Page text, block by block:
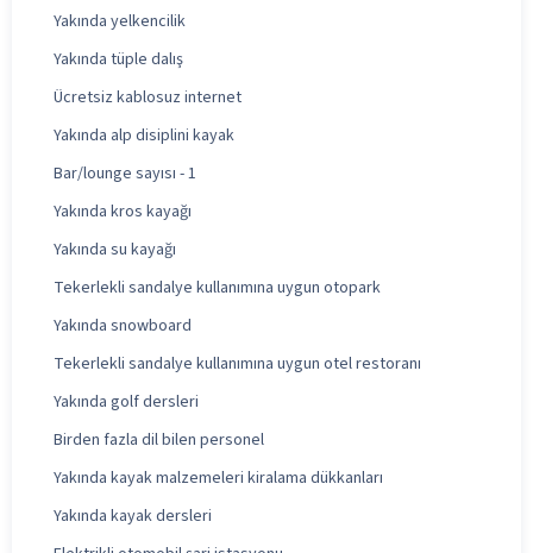
Yakında yelkencilik
Yakında tüple dalış
Ücretsiz kablosuz internet
Yakında alp disiplini kayak
Bar/lounge sayısı - 1
Yakında kros kayağı
Yakında su kayağı
Tekerlekli sandalye kullanımına uygun otopark
Yakında snowboard
Tekerlekli sandalye kullanımına uygun otel restoranı
Yakında golf dersleri
Birden fazla dil bilen personel
Yakında kayak malzemeleri kiralama dükkanları
Yakında kayak dersleri